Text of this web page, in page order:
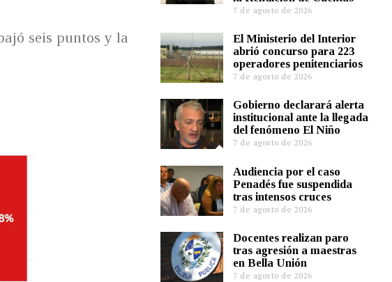
seis puntos y la
7 de agosto de 2026
El Ministerio del Interior
abrió concurso para 223
operadores penitenciarios
7 de agosto de 2026
Gobierno declarará alerta
institucional ante la llegada
del fenómeno El Niño
7 de agosto de 2026
Audiencia por el caso
Penadés fue suspendida
tras intensos cruces
7 de agosto de 2026
Docentes realizan paro
tras agresión a maestras
en Bella Unión
7 de agosto de 2026